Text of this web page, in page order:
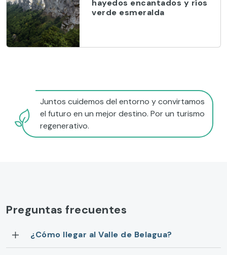
hayedos encantados y ríos
verde esmeralda
Juntos cuidemos del entorno y convirtamos
el futuro en un mejor destino. Por un turismo
regenerativo.
Preguntas frecuentes
¿Cómo llegar al Valle de Belagua?